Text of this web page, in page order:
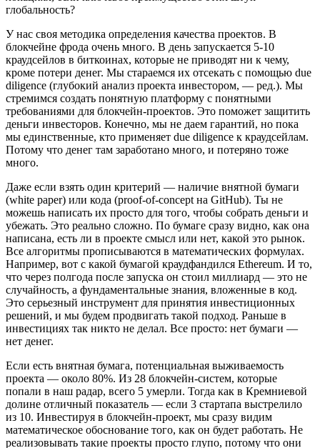
глобальность?
У нас своя методика определения качества проектов. В
блокчейне фрода очень много. В день запускается 5-10
краудсейлов в биткоинах, которые не приводят ни к чему,
кроме потери денег. Мы стараемся их отсекать с помощью due
diligence (глубокий анализ проекта инвестором, — ред.). Мы
стремимся создать понятную платформу с понятными
требованиями для блокчейн-проектов. Это поможет защитить
деньги инвесторов. Конечно, мы не даем гарантий, но пока
мы единственные, кто применяет due diligence к краудсейлам.
Потому что денег там заработано много, и потеряно тоже
много.
Даже если взять один критерий — наличие внятной бумаги
(white paper) или кода (proof-of-concept на GitHub). Ты не
можешь написать их просто для того, чтобы собрать деньги и
убежать. Это реально сложно. По бумаге сразу видно, как она
написана, есть ли в проекте смысл или нет, какой это рынок.
Все алгоритмы прописываются в математических формулах.
Например, вот с какой бумагой краудфандился Ethereum. И то,
что через полгода после запуска он стоил миллиард — это не
случайность, а фундаментальные знания, вложенные в код.
Это серьезный инструмент для принятия инвестиционных
решений, и мы будем продвигать такой подход. Раньше в
инвестициях так никто не делал. Все просто: нет бумаги —
нет денег.
Если есть внятная бумага, потенциальная выживаемость
проекта — около 80%. Из 28 блокчейн-систем, которые
попали в наш радар, всего 5 умерли. Тогда как в Кремниевой
долине отличный показатель — если 3 стартапа выстрелило
из 10. Инвестируя в блокчейн-проект, мы сразу видим
математическое обоснование того, как он будет работать. Не
реализовывать такие проекты просто глупо, потому что они